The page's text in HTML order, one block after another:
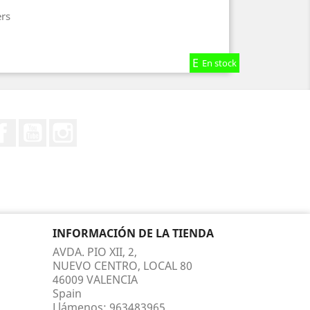
En stock
En stock
En stock
INFORMACIÓN DE LA TIENDA
AVDA. PIO XII, 2,
NUEVO CENTRO, LOCAL 80
46009 VALENCIA
Spain